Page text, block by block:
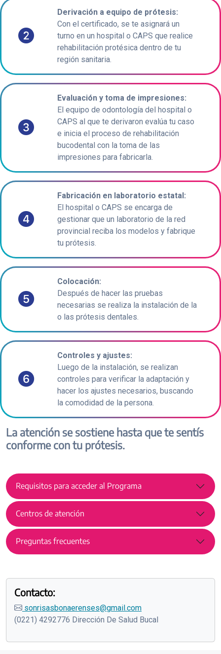
Derivación a equipo de prótesis:
Con el certificado, se te asignará un
turno en un hospital o CAPS que realice
rehabilitación protésica dentro de tu
región sanitaria.
Evaluación y toma de impresiones:
El equipo de odontología del hospital o
CAPS al que te derivaron evalúa tu caso
e inicia el proceso de rehabilitación
bucodental con la toma de las
impresiones para fabricarla.
Fabricación en laboratorio estatal:
El hospital o CAPS se encarga de
gestionar que un laboratorio de la red
provincial reciba los modelos y fabrique
tu prótesis.
Colocación:
Después de hacer las pruebas
necesarias se realiza la instalación de la
o las prótesis dentales.
Controles y ajustes:
Luego de la instalación, se realizan
controles para verificar la adaptación y
hacer los ajustes necesarios, buscando
la comodidad de la persona.
La atención se sostiene hasta que te sentís
conforme con tu prótesis.
Requisitos para acceder al Programa
Centros de atención
Preguntas frecuentes
Contacto:
sonrisasbonaerenses@gmail.com
(0221) 4292776 Dirección De Salud Bucal